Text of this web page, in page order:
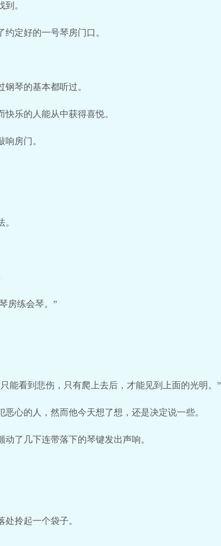
。
定好的一号琴房门口。
琴的基本都听过。
乐的人能从中获得喜悦。
房门。
房练会琴。”
能看到悲伤，只有爬上去后，才能见到上面的光明。”
心的人，然而他今天想了想，还是决定说一些。
了几下连带落下的琴键发出声响。
拎起一个袋子。